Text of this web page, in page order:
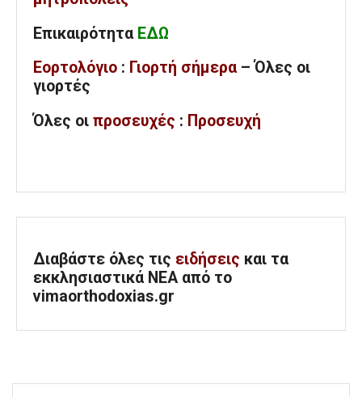
Επικαιρότητα ΕΔΩ
Εορτολόγιο : Γιορτή σήμερα – Όλες οι
γιορτές
Όλες οι προσευχές : Προσευχή
Διαβάστε όλες τις ειδήσεις και τα
εκκλησιαστικά ΝΕΑ από το
vimaorthodoxias.gr